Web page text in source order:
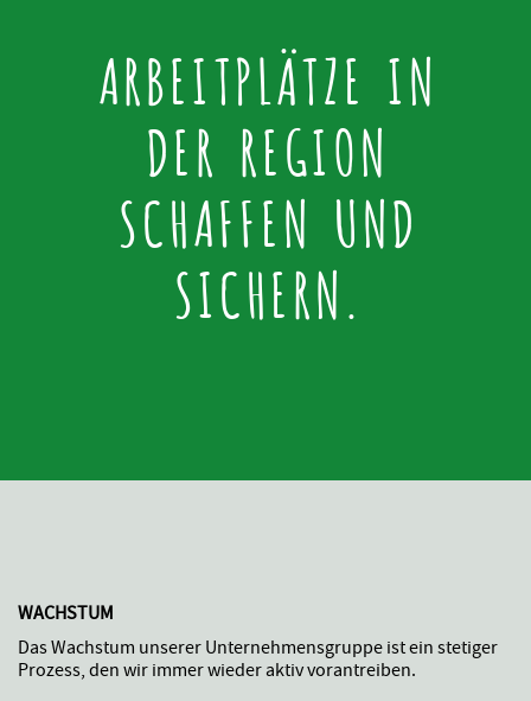
ARBEITPLÄTZE IN
DER REGION
SCHAFFEN UND
SICHERN.
WACHSTUM
Das Wachstum unserer Unternehmensgruppe ist ein stetiger
Prozess, den wir immer wieder aktiv vorantreiben.